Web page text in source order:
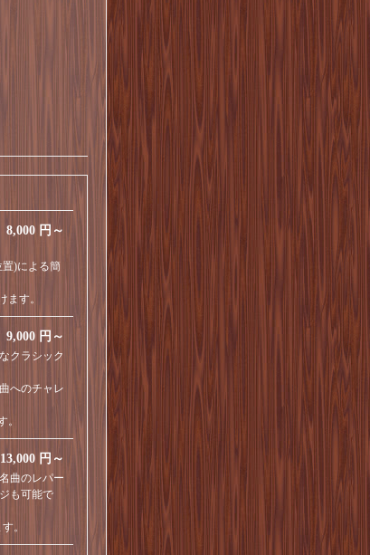
8,000 円～
)による簡
ます。
9,000 円～
クラシック
へのチャレ
。
13,000 円～
曲のレパー
も可能で
。